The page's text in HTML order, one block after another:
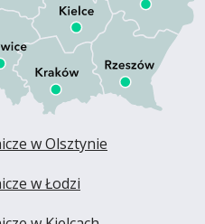
w Olsztynie
w Łodzi